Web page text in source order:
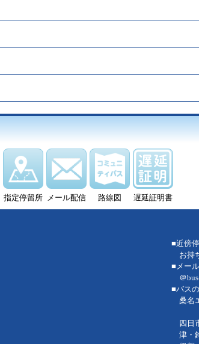
指定停留所 メール配信 路線図 遅延証明書
■近傍
お持
■メー
＠
■バス
桑名
：
四日
津・